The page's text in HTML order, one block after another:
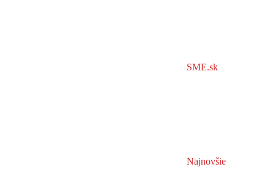
SME.sk
Najnovšie